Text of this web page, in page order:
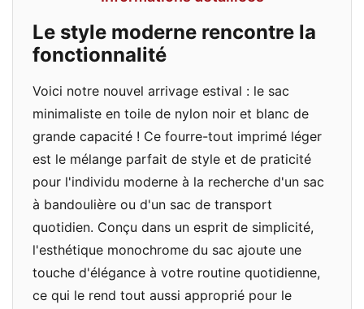
Le style moderne rencontre la
fonctionnalité
Voici notre nouvel arrivage estival : le sac
minimaliste en toile de nylon noir et blanc de
grande capacité ! Ce fourre-tout imprimé léger
est le mélange parfait de style et de praticité
pour l'individu moderne à la recherche d'un sac
à bandoulière ou d'un sac de transport
quotidien. Conçu dans un esprit de simplicité,
l'esthétique monochrome du sac ajoute une
touche d'élégance à votre routine quotidienne,
ce qui le rend tout aussi approprié pour le